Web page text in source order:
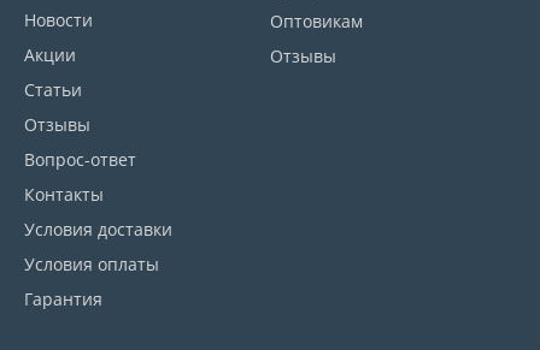
Новости
Акции
Статьи
Отзывы
Вопрос-ответ
Контакты
Условия доставки
Условия оплаты
Гарантия
Оптовикам
Отзывы